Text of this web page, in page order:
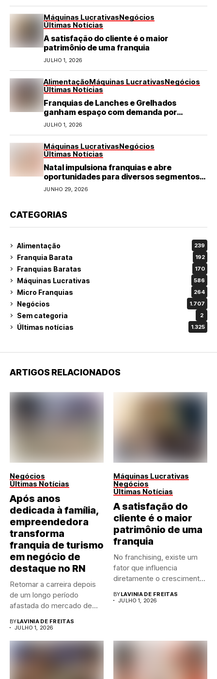
Máquinas LucrativasNegócios
Últimas Notícias
A satisfação do cliente é o maior
patrimônio de uma franquia
JULHO 1, 2026
AlimentaçãoMáquinas LucrativasNegócios
Últimas Notícias
Franquias de Lanches e Grelhados
ganham espaço com demanda por
refeições rápidas e de qualidade
JULHO 1, 2026
Máquinas LucrativasNegócios
Últimas Notícias
Natal impulsiona franquias e abre
oportunidades para diversos segmentos
do varejo
JUNHO 29, 2026
CATEGORIAS
Alimentação 239
Franquia Barata 192
Franquias Baratas 170
Máquinas Lucrativas 586
Micro Franquias 264
Negócios 1.707
Sem categoria 2
Últimas notícias 1.325
ARTIGOS RELACIONADOS
Negócios
Últimas Notícias
Após anos
dedicada à família,
empreendedora
transforma
franquia de turismo
em negócio de
destaque no RN
Retomar a carreira depois
de um longo período
afastada do mercado de...
BYLAVINIA DE FREITAS
JULHO 1, 2026
Máquinas Lucrativas
Negócios
Últimas Notícias
A satisfação do
cliente é o maior
patrimônio de uma
franquia
No franchising, existe um
fator que influencia
diretamente o crescimento
BYLAVINIA DE FREITAS
JULHO 1, 2026